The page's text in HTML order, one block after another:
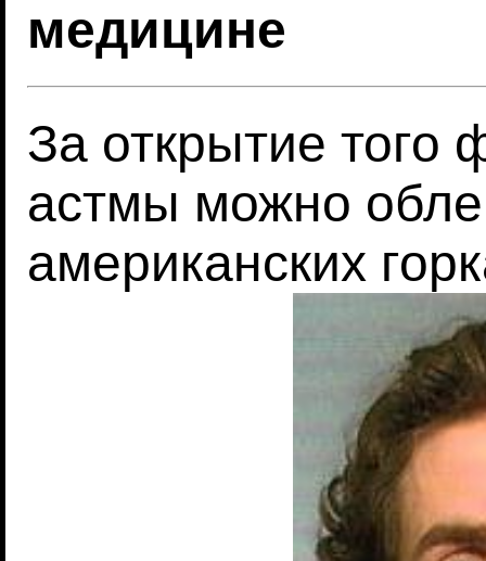
медицине
За открытие того
астмы можно
американских